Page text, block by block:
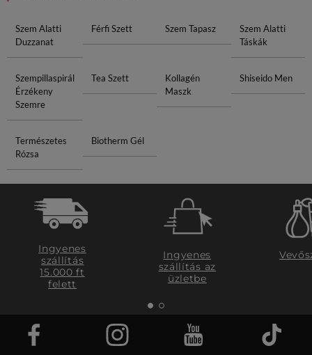
Szem Alatti
Duzzanat
Férfi Szett Szem Tapasz
Szem Alatti
Táskák
Szempillaspirál
Érzékeny
Szemre
Tea Szett
Kollagén
Maszk
Shiseido Men
Természetes
Rózsa
Biotherm Gél
Ingyenes
szállítás
15.000 ft
felett
Ingyenes
szállítás az
üzletbe